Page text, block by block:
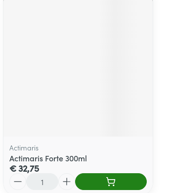
Actimaris
Actimaris Forte 300ml
€ 32,75